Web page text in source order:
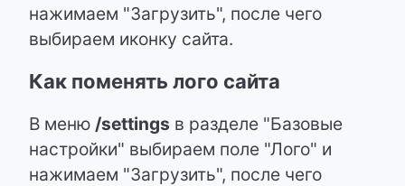
нажимаем "Загрузить", после чего
выбираем иконку сайта.
Как поменять лого сайта
В меню /settings в разделе "Базовые
настройки" выбираем поле "Лого" и
нажимаем "Загрузить", после чего